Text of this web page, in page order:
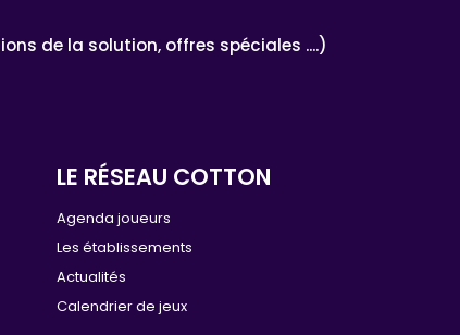
de la solution, offres spéciales ....)
LE RÉSEAU COTTON
Agenda joueurs
Les établissements
Actualités
Calendrier de jeux